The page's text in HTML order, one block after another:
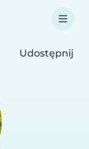
Udostępnij